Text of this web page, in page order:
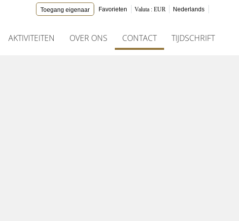
Nederlands
Valuta : EUR
Favorieten
Toegang eigenaar
AKTIVITEITEN OVER ONS CONTACT TIJDSCHRIFT